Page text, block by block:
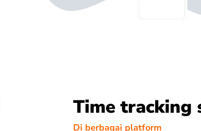
Time tracking
Di berbagai platform